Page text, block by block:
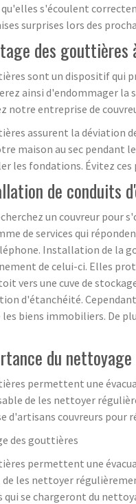
s'écoulent
surprises lors des
des gouttières
sont un dispositif qui
ainsi d'endommager
notre entreprise de
assurent la déviation
maison au sec pendant
les fondations. Évitez
de conduits
un couvreur pour
de services qui
Installation de la
de celui-ci. Elles
vers une cuve de
d'étanchéité.
les biens immobiliers. De
du
permettent une
de les nettoyer
d'artisans couvreurs pour
des gouttières
permettent une
les nettoyer
qui se chargeront du